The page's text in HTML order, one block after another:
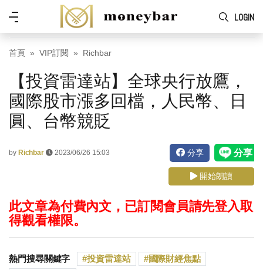
Skip to main content
LOGIN
功
表
首頁 VIP訂閱 Richbar
【投資雷達站】全球央行放鷹，
國際股市漲多回檔，人民幣、日
圓、台幣競貶
by Richbar 2023/06/26 15:03 分享
開始朗讀
此文章為付費內文，已訂閱會員請先登入取
得觀看權限。
熱門搜尋關鍵字 投資雷達站
國際財經焦點